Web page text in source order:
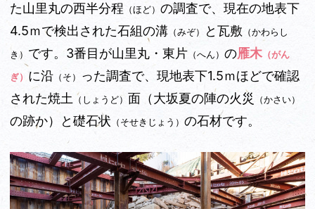
た山里丸の西半分程 （ほど） の調査で、現在の地表下
4.5ｍで検出された石組の溝 （みぞ） と瓦敷 （かわらし
き） です。3番目が山里丸・東片 （へん） の雁木（がん
ぎ） に沿 （そ）
った調査で、現地表下1.5ｍほどで確認
された焼土 （しょうど） 面（大坂夏の陣の火災 （かさい）
の跡か）と礎石状 （そせきじょう） の石材です。